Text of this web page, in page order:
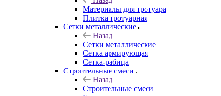
Материалы для тротуара
Плитка тротуарная
Сетки металлические
Назад
Сетки металлические
Сетка армирующая
Сетка-рабица
Строительные смеси
Назад
Строительные смеси